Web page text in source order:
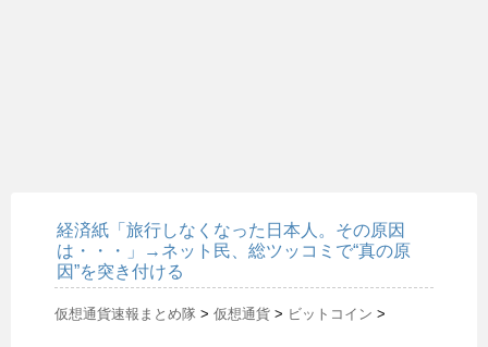
経済紙「旅行しなくなった日本人。その原因
は・・・」→ネット民、総ツッコミで“真の原
因”を突き付ける
仮想通貨速報まとめ隊 > 仮想通貨 > ビットコイン >